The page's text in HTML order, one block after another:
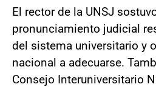
El rector de la UNSJ
pronunciamiento judicial
del sistema universitario y
nacional a adecuarse.
Consejo Interuniversitario